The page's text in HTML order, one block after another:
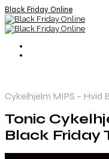
Black Friday Online
Cykelhjelm MIPS – Hvid
Tonic
Black Friday